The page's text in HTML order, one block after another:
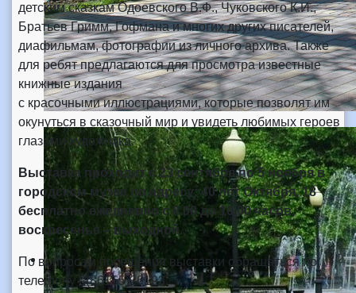
детским сказкам Одоевского В.Ф., Чуковского К.И.,
Братьев Гримм, Гофмана и многих других писателей,
диафильмам, фотографии из личного архива. Также
для ребят предлагаются для просмотра известные
книжные издания
с красочными иллюстрациями, которые позволят им
окунуться в сказочный мир и увидеть любимых героев
глазами художника.
Выставка проходит с 23 сентября по 5 ноября в
городском музее по адресу: 40 лет Октября, 18
бесплатно ежедневно с 8.00 до 16.00 часов,
воскресенье – выходной.
По вопросам посещения выставки обращаться по
телефону 8(86155)26193.